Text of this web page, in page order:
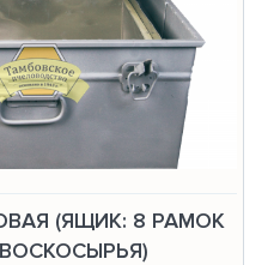
(ЯЩИК: 8 РАМОК